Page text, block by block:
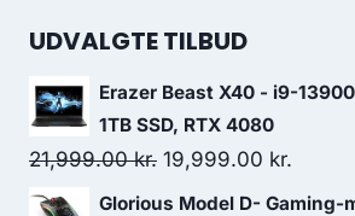
UDVALGTE TILBUD
Erazer Beast X40 - i9-
1TB SSD, RTX 4080
21,999.00kr. Original
price
19,999.00 kr.
price
Glorious Model D- Gaming-